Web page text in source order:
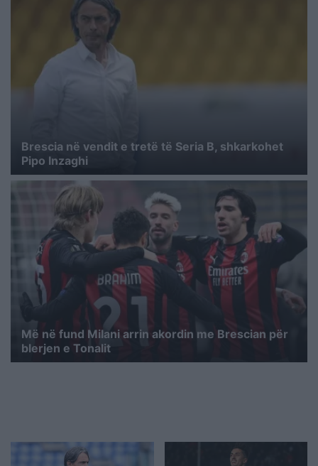
Brescia në vendit e tretë të Seria B, shkarkohet
Pipo Inzaghi
Më në fund Milani arrin akordin me Brescian për
blerjen e Tonalit